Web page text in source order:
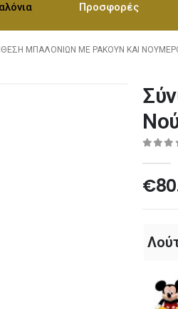
Προσφορές
ΜΠΑΛΟΝΙΏΝ ΜΕ ΡΑΚΟΎΝ ΚΑΙ
€